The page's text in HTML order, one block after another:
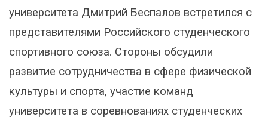
университета Дмитрий Беспалов встретился с
представителями Российского студенческого
спортивного союза. Стороны обсудили
развитие сотрудничества в сфере физической
культуры и спорта, участие команд
университета в соревнованиях студенческих